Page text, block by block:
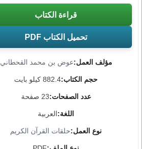
مؤلف العمل:عوض بن محمد القحطاني
حجم الكتاب:882.4 كيلو بايت
عدد الصفحات:23 صفحة
اللغة:العربية
نوع العمل:حلقات القرآن الكريم
قراءة الكتاب
تحميل الكتاب PDF